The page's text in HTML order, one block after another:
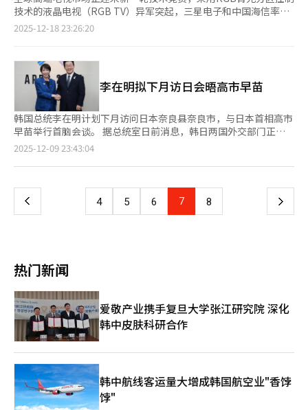
迈向更加成熟、理性的关系。克制期待，保持警惕，同时敞开对话
之门——这既是韩中关系所需的常识，也是国家外交应坚守的基本
贸易中降低结算成本、减轻汇率波动带来的不确定性。 目前，韩
国出口企业的人民币贸易结算规模正在稳步扩大。对华出口约占韩
国总出口的20%，若以美元结算，汇率波动影响较大，而人民币结
位，人民币结算比重也从去年的10.5%升至11%。 与此同时，今
年上半年人民币在全球贸易融资中的份额为7.6%，超越欧元位居
第二。但美元仍以81.4%的占比绝对领先。韩国央行统计数据显
示，去年韩国出口结算货币中美元占比高达84.5%，人民币仅为
1.5%。 对此，有观点认为，除对华贸易占比较高的企业外，货币
互换的直接效益可能有限。业界专家指出：“韩中货币互换在降低
贸易成本方面有积极作用，但也可能加深对中国市场与人民币结算
动性危机等市场不确定性加剧时，韩中本币互换的“实际效用”有
限。通过货币互换获得的人民币在真正的危机情况下难以立即兑换
成美元，且需对方央行批准，因此难以被视为有效的紧急应对手
功能相对有限。”
额承压。 大众在中国市场的销售占比曾高达40%，但随着中国电
动车品牌的迅速崛起，其电动车战略推进不够有力，使业绩明显承
压。通用则因补贴政策变化不得不重新调整电动化投资节奏。日产
抓住产业关键窗口期。 与传统车企的收缩战略相反，韩国现代汽
车集团与中国比亚迪等新兴领军企业正在加速海外扩张，积极布局
未来市场。现代汽车集团近期宣布，2026年至2030年期间将在韩
国国内投资125.2万亿韩元（约合人民币5946亿元）。现代汽车正
在蔚山建设电动车专用工厂，计划明年竣工，并在建设氢燃料电池
新工厂，预计2027年投产。起亚则以未来核心业务专用目的型移
动出行工具（PBV）为支点，在京畿道华城投入4万亿韩元，正在
建设一座PBV专用工厂——“EVO工厂”。 全球电动车销量领先的
显示其积极扩大全球产能的战略意图。 业内认为，尽管全球电动
车市场面临阶段性“鸿沟期”，但电动化趋势不可逆转。部分传统
车企在困境中选择削减投资，而韩中车企借机扩大产能，有望在未
技术的液晶电视（RGB TV）异军突起，三星电子和中国海信率先
发布新品，LG电子于日前发布首款RGB Mini LED电视，日本索尼
月美国拉斯维加斯举行的全球最大家电IT展会“CES 2026”上公
开Micro RGB电视。LG电子将公开三款型号，三星电子则将展出
2026年6款新品中的部分机型。 Micro RGB电视被称为液晶电视
（LCD）技术的“天花板”，与液晶电视一样采用背光源，但最大
不同在于通过将红（R）、绿（G）、蓝（B）三种LED背光进行独
立、精细的本地调光控制，大幅提升色彩表现、亮度与对比度，目
前由TCL等中国企业占据主导权。 即使同为RGB电视，不同国家
仍存在技术差距。在今年9月举行的欧洲最大家电展会“IFA
2025”上，海信和三星电子同步公开RGB电视，但三星的Micro
微米，韩国企业在微型技术上暂时领先。 尽管Micro RGB和Mini
RGB电视画质仍不及目前公认高端的OLED电视，但市场定位十分
也于今年10月在本国和加拿大申请“True RGB”商标，计划明年
将形成中、韩、日企业同台竞技RGB技术的局面。 RGB电视的崛
起也伴随争议与隐忧。全球电视市场受经济放缓、移动设备及流媒
体普及影响，已连续多年增长停滞。在此背景下，RGB电视可有望
凭借相对亲民的价格，冲击本已稳固的OLED高端市场格局。 但更
深层的挑战在于供应链，RGB电视的核心基础LCD面板目前主要由
中国企业主导。LG显示器已于今年2月将广州LCD工厂出售给
TCL，完全退出大型LCD业务。行业观察人士指出，一旦RGB电视
成为主流，韩国和日本企业不得不依赖中国产面板生产电视，最终
中国或将掌握部分高端电视市场的定价权。
2025-12-18 23:26:20
李在明拟下月访日会晤高市早苗
韩国总统李在明计划下月访问日本奈良县奈良市，与日本首相高市
早苗举行首脑会谈。 据总统室日前消息，韩日两国外交部门正就
李在明于下月中旬对日本奈良县进行为期两天访问的方案进行日程
织（APEC）领导人非正式会议期间举行的韩日首脑会谈上，李在
许希望访问奈良县，高市早苗对此欣然应允。 日本政府此前计划
下月在日本举行韩中日三国领导人会议，但由于高市早苗在台湾问
会期间，与时任日本首相石破茂首次举行会谈，8月访问日本东京
与石破茂再次会面，随后石破茂于9月对釜山进行回访。 高市早苗
在庆州出席APEC峰会期间，曾表示将持续推进韩日两国“穿梭外
交”。 此外，李在明访华并与中国国家主席习近平举行会谈的方
案也在推进中。分析认为，韩方希望基于上月APEC峰会期间韩中
首脑会谈打下的基础，加快推动改善韩中关系，同时在对华、对日
外交政策上实现平衡。各界预测李在明访华可能在访日之后成行。
2025-12-09 23:43:04
上
页
4 5 6 7 8 下
热门新闻
爱敬产业携手复旦大学张江研究院 深化
韩中皮肤科研合作
韩中航线客运量大增成韩国航空业"香饽
饽"